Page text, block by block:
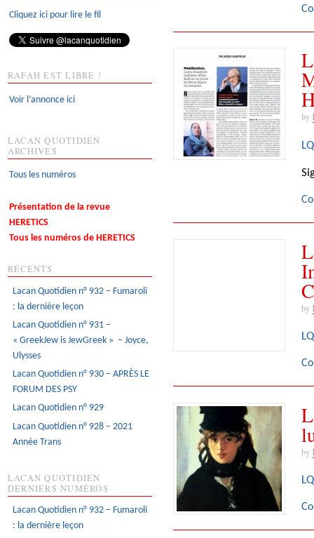
by
by
by
Cliquez ici pour lire le fil
RAFAH EST LIBRE !
Voir l’annonce ici
LACAN QUOTIDIEN
ARCHIVES
Tous les numéros
Présentation de la revue
HERETICS
Tous les numéros de HERETICS
RÉCENTS
Lacan Quotidien n° 932 – Fumaroli
: la dernière leçon
Lacan Quotidien n° 931 –
« GreekJew is JewGreek » – Joyce,
Ulysses
Lacan Quotidien n° 930 – APRÈS LE
FORUM DES PSY
Lacan Quotidien n° 929
Lacan Quotidien n° 928 – 2021
Année Trans
LACAN QUOTIDIEN
DERNIERS NUMÉROS
Lacan Quotidien n° 932 – Fumaroli
: la dernière leçon